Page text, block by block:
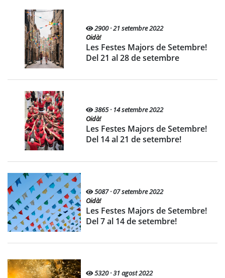
2900 · 21 setembre 2022
Oidà!
Les Festes Majors de Setembre!
Del 21 al 28 de setembre
3865 · 14 setembre 2022
Oidà!
Les Festes Majors de Setembre!
Del 14 al 21 de setembre!
5087 · 07 setembre 2022
Oidà!
Les Festes Majors de Setembre!
Del 7 al 14 de setembre!
5320 · 31 agost 2022